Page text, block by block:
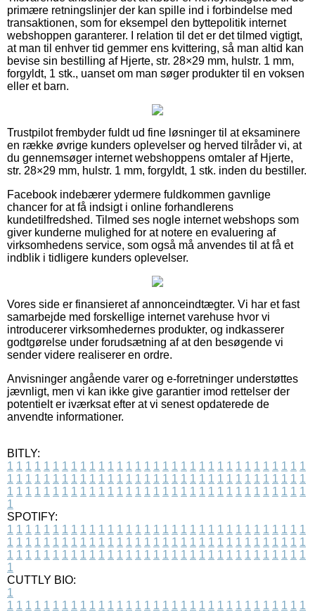
primære retningslinjer der kan spille ind i forbindelse med
transaktionen, som for eksempel den byttepolitik internet
webshoppen garanterer. I relation til det er det tilmed vigtigt,
at man til enhver tid gemmer ens kvittering, så man altid kan
bevise sin bestilling af Hjerte, str. 28×29 mm, hulstr. 1 mm,
forgyldt, 1 stk., uanset om man søger produkter til en voksen
eller et barn.
Trustpilot frembyder fuldt ud fine løsninger til at eksaminere
en række øvrige kunders oplevelser og herved tilråder vi, at
du gennemsøger internet webshoppens omtaler af Hjerte,
str. 28×29 mm, hulstr. 1 mm, forgyldt, 1 stk. inden du bestiller.
Facebook indebærer ydermere fuldkommen gavnlige
chancer for at få indsigt i online forhandlerens
kundetilfredshed. Tilmed ses nogle internet webshops som
giver kunderne mulighed for at notere en evaluering af
virksomhedens service, som også må anvendes til at få et
indblik i tidligere kunders oplevelser.
Vores side er finansieret af annonceindtægter. Vi har et fast
samarbejde med forskellige internet varehuse hvor vi
introducerer virksomhedernes produkter, og indkasserer
godtgørelse under forudsætning af at den besøgende vi
sender videre realiserer en ordre.
Anvisninger angående varer og e-forretninger understøttes
jævnligt, men vi kan ikke give garantier imod rettelser der
potentielt er iværksat efter at vi senest opdaterede de
anvendte informationer.
BITLY:
1 1 1 1 1 1 1 1 1 1 1 1 1 1 1 1 1 1 1 1 1 1 1 1 1 1 1 1 1 1 1 1 1
1 1 1 1 1 1 1 1 1 1 1 1 1 1 1 1 1 1 1 1 1 1 1 1 1 1 1 1 1 1 1 1 1
1 1 1 1 1 1 1 1 1 1 1 1 1 1 1 1 1 1 1 1 1 1 1 1 1 1 1 1 1 1 1 1 1
1
SPOTIFY:
1 1 1 1 1 1 1 1 1 1 1 1 1 1 1 1 1 1 1 1 1 1 1 1 1 1 1 1 1 1 1 1 1
1 1 1 1 1 1 1 1 1 1 1 1 1 1 1 1 1 1 1 1 1 1 1 1 1 1 1 1 1 1 1 1 1
1 1 1 1 1 1 1 1 1 1 1 1 1 1 1 1 1 1 1 1 1 1 1 1 1 1 1 1 1 1 1 1 1
1
CUTTLY BIO:
1
1 1 1 1 1 1 1 1 1 1 1 1 1 1 1 1 1 1 1 1 1 1 1 1 1 1 1 1 1 1 1 1 1